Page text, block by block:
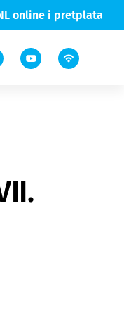
online i pretplata